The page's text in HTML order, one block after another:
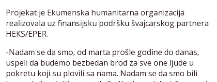
Projekat je Ekumenska humanitarna organizacija
realizovala uz finansijsku podršku švajcarskog partnera
HEKS/EPER.
-Nadam se da smo, od marta prošle godine do danas,
uspeli da budemo bezbedan brod za sve one ljude u
pokretu koji su plovili sa nama. Nadam se da smo bili